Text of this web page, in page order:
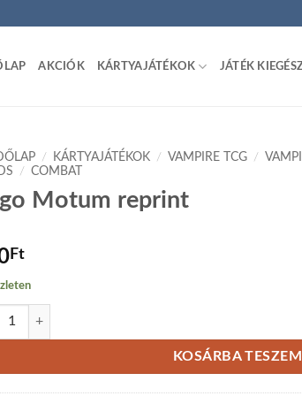
AKCIÓK KÁRTYAJÁTÉKOK JÁTÉK
/ KÁRTYAJÁTÉKOK / VAMPIRE TCG /
/ COMBAT
Motum reprint
Ft
Motum reprint mennyiség
KOSÁRBA TESZEM